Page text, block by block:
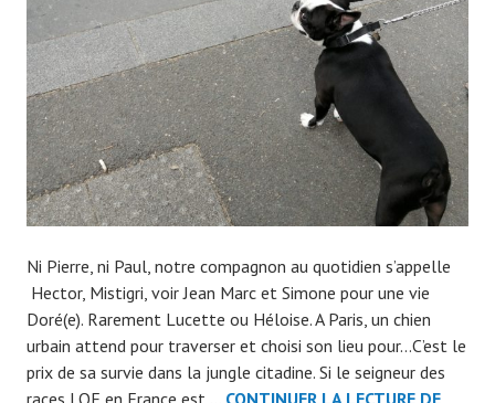
n
7
0
7
9
Ni Pierre, ni Paul, notre compagnon au quotidien s’appelle
Hector, Mistigri, voir Jean Marc et Simone pour une vie
Doré(e). Rarement Lucette ou Héloise. A Paris, un chien
urbain attend pour traverser et choisi son lieu pour…C’est le
prix de sa survie dans la jungle citadine. Si le seigneur des
AVEZ